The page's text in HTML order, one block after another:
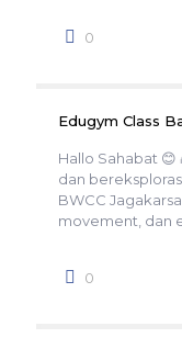
0
Edugym Class
Hallo Sahabat 😊
dan
BWCC
movement, dan
0